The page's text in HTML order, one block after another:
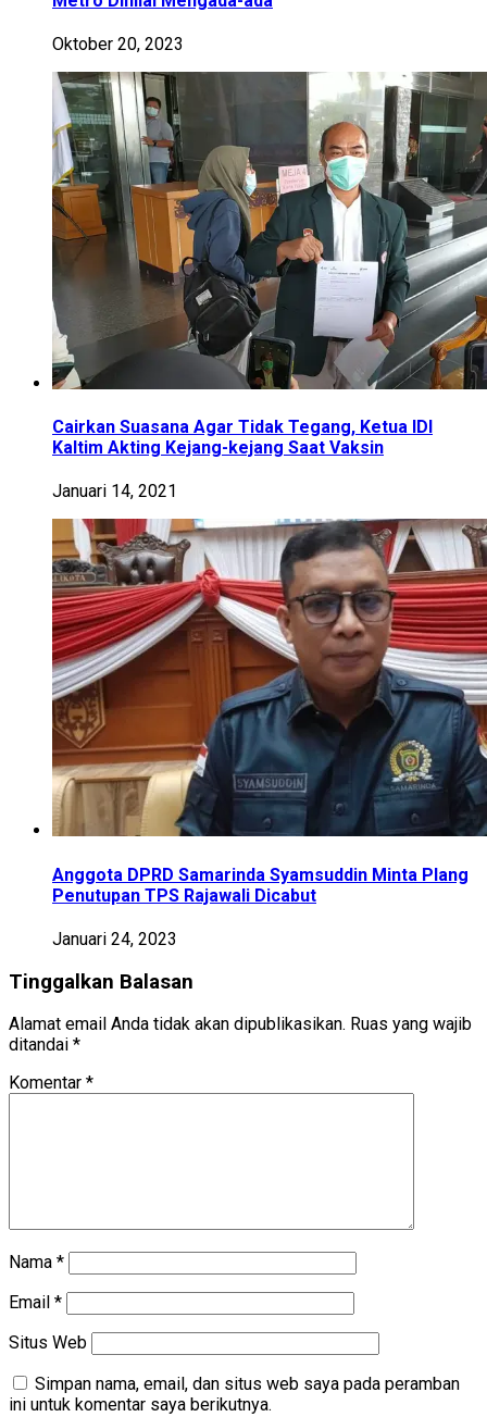
Oktober 20, 2023
Cairkan Suasana Agar Tidak Tegang, Ketua IDI
Kaltim Akting Kejang-kejang Saat Vaksin
Januari 14, 2021
Anggota DPRD Samarinda Syamsuddin Minta Plang
Penutupan TPS Rajawali Dicabut
Januari 24, 2023
Tinggalkan Balasan
Alamat email Anda tidak akan dipublikasikan. Ruas yang wajib
ditandai *
Komentar *
Nama *
Email *
Situs Web
Simpan nama, email, dan situs web saya pada peramban
ini untuk komentar saya berikutnya.